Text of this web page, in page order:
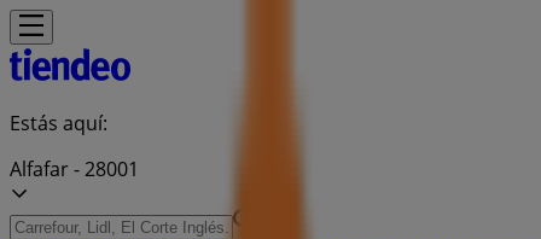
Estás aquí:
Alfafar - 28001